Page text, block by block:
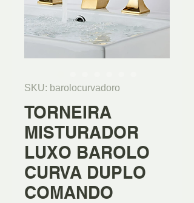
SKU: barolocurvadoro
TORNEIRA
MISTURADOR
LUXO BAROLO
CURVA DUPLO
COMANDO